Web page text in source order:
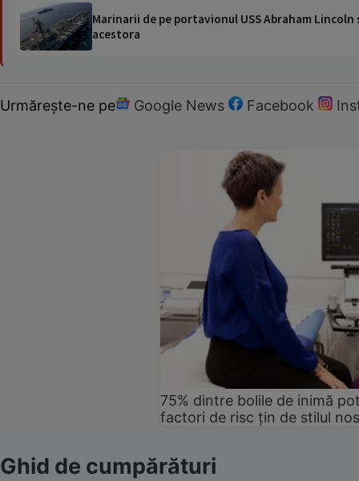
Marinarii de pe portavionul USS Abraham
acestora
Urmărește-ne pe Google News Facebook
75% dintre bolile de inimă
factori de risc țin de stilul
Ghid de cumpărături